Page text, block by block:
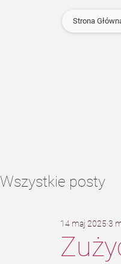
Strona
Wszystkie posty
Ogrzewanie
14 maj 2025 3